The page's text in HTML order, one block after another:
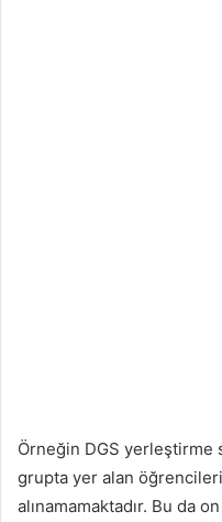
Örneğin DGS yerleştirme
grupta yer alan
alınamamaktadır. Bu da